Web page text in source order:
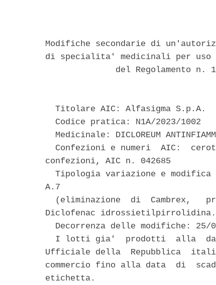
Modifiche secondarie di
di specialita' medicinali per uso
del Regolamento n.
  Titolare AIC: Alfasigma S.p.A.
  Codice pratica: N1A/2023/1002
Medicinale: DICLOREUM
Confezioni e numeri  AIC:
confezioni, AIC n. 042685
Tipologia variazione e modifica
A.7
(eliminazione  di  Cambrex,
Diclofenac idrossietilpirrolidina.
Decorrenza delle modifiche: 25/
I lotti gia'  prodotti  alla
Ufficiale della  Repubblica
commercio fino alla data  di
etichetta.